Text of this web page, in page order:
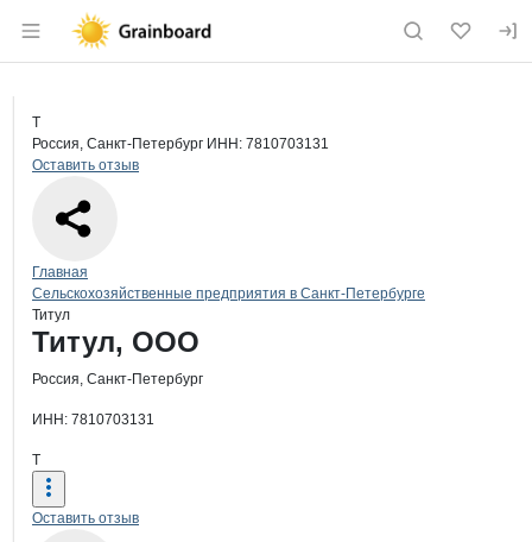
Раздел навигации по сайту
Страница компании
Страница компании
Краткая информация о компании
Т
Россия, Санкт-Петербург ИНН: 7810703131
Оставить отзыв
Навигация по сайту
Главная
Сельскохозяйственные предприятия в Санкт-Петербурге
Титул
Основная информация о компании
Титул, ООО
Россия, Санкт-Петербург
ИНН: 7810703131
Т
Оставить отзыв